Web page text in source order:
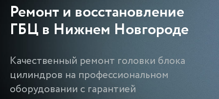
Ремонт и восстановление
ГБЦ в Нижнем Новгороде
Качественный ремонт головки блока
цилиндров на профессиональном
оборудовании с гарантией